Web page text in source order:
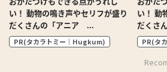
い！ 動物の鳴き声やセリフが盛り
だくさんの「アニア ...
PR(タカラトミー｜Hugkum)
い！ 動
だくさ
PR(タ